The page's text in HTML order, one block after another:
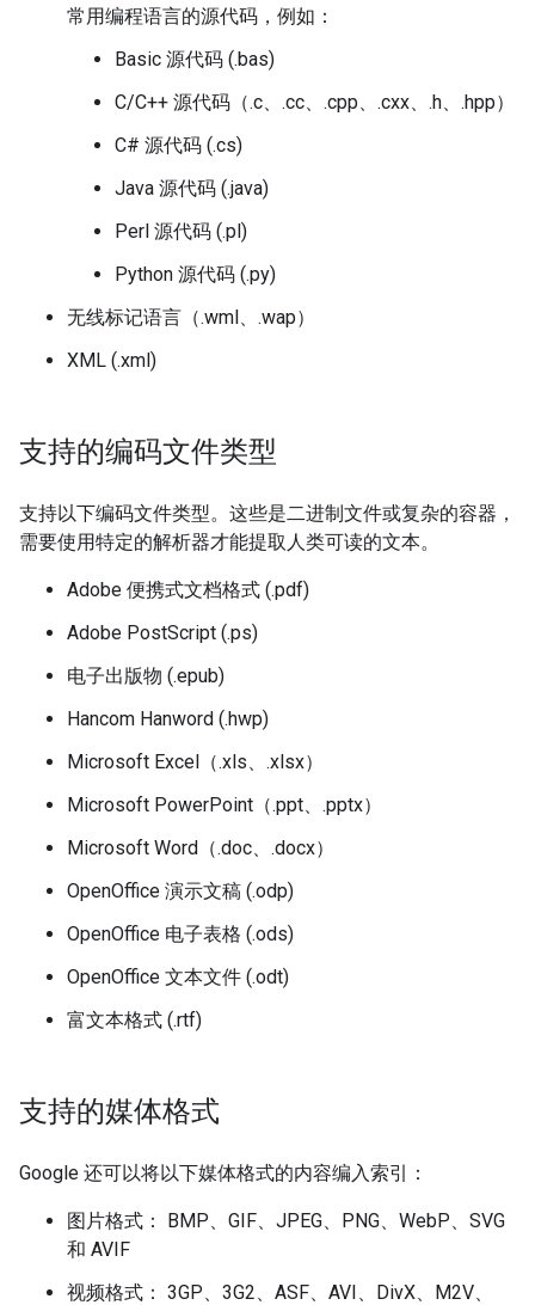
常用编程语言的源代码，例如：
Basic 源代码 (.bas)
C/C++ 源代码（.c、.cc、.cpp、.cxx、.h、.hpp）
C# 源代码 (.cs)
Java 源代码 (.java)
Perl 源代码 (.pl)
Python 源代码 (.py)
无线标记语言（.wml、.wap）
XML (.xml)
支持的编码文件类型
支持以下编码文件类型。这些是二进制文件或复杂的容器，
需要使用特定的解析器才能提取人类可读的文本。
Adobe 便携式文档格式 (.pdf)
Adobe PostScript (.ps)
电子出版物 (.epub)
Hancom Hanword (.hwp)
Microsoft Excel（.xls、.xlsx）
Microsoft PowerPoint（.ppt、.pptx）
Microsoft Word（.doc、.docx）
OpenOffice 演示文稿 (.odp)
OpenOffice 电子表格 (.ods)
OpenOffice 文本文件 (.odt)
富文本格式 (.rtf)
支持的媒体格式
Google 还可以将以下媒体格式的内容编入索引：
图片格式： BMP、GIF、JPEG、PNG、WebP、SVG
和 AVIF
视频格式： 3GP、3G2、ASF、AVI、DivX、M2V、